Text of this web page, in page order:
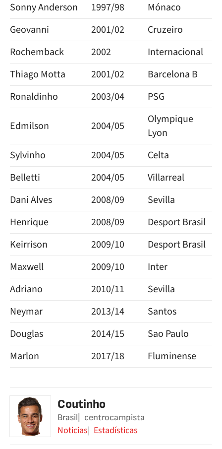
Sonny Anderson
1997/98 Mónaco
Geovanni
2001/02 Cruzeiro
Rochemback
2002 Internacional
Thiago Motta
2001/02 Barcelona B
Ronaldinho
2003/04 PSG
Edmilson 2004/05
Olympique
Lyon
Sylvinho 2004/05 Celta
Belletti
2004/05 Villarreal
Dani Alves
2008/09 Sevilla
Henrique
2008/09 Desport Brasil
Keirrison
2009/10 Desport Brasil
Maxwell
2009/10 Inter
Adriano
2010/11 Sevilla
Neymar
2013/14 Santos
Douglas
2014/15 Sao Paulo
Marlon
2017/18 Fluminense
Coutinho
Brasil centrocampista
Noticias Estadísticas